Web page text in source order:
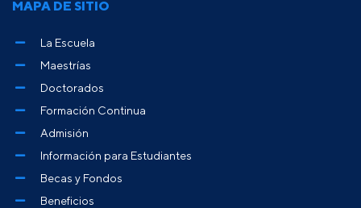
MAPA DE SITIO
La Escuela
Maestrías
Doctorados
Formación Continua
Admisión
Información para Estudiantes
Becas y Fondos
Beneficios